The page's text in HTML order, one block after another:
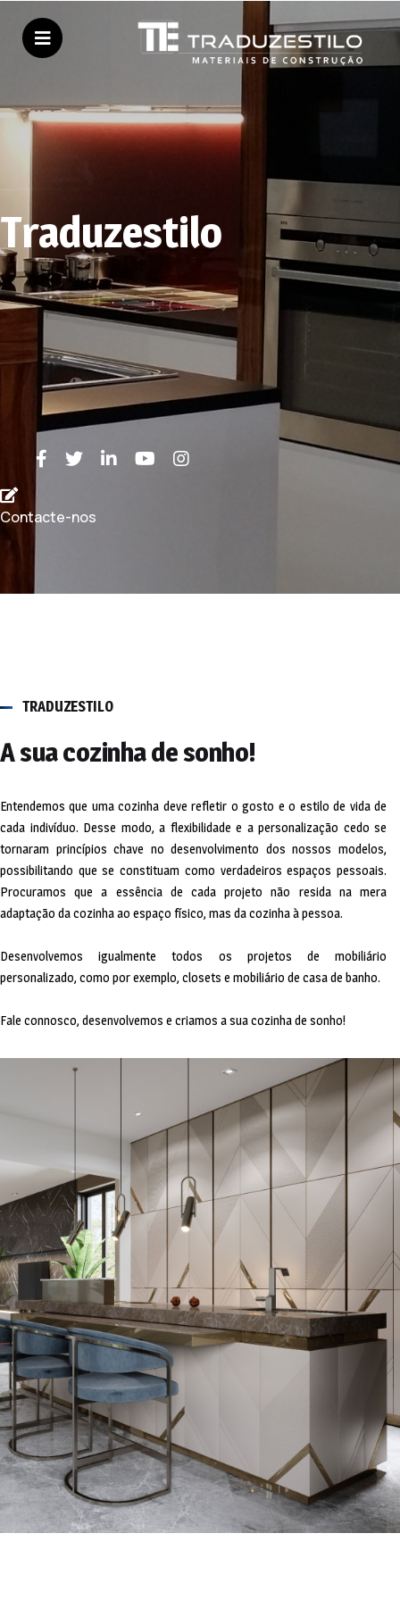
Traduzestilo
Contacte-nos
TRADUZESTILO
A sua cozinha de sonho!
Entendemos que uma cozinha deve refletir o gosto e o estilo de vida de
cada indivíduo. Desse modo, a flexibilidade e a personalização cedo se
tornaram princípios chave no desenvolvimento dos nossos modelos,
possibilitando que se constituam como verdadeiros espaços pessoais.
Procuramos que a essência de cada projeto não resida na mera
adaptação da cozinha ao espaço físico, mas da cozinha à pessoa.
Desenvolvemos igualmente todos os projetos de mobiliário
personalizado, como por exemplo, closets e mobiliário de casa de banho.
Fale connosco, desenvolvemos e criamos a sua cozinha de sonho!